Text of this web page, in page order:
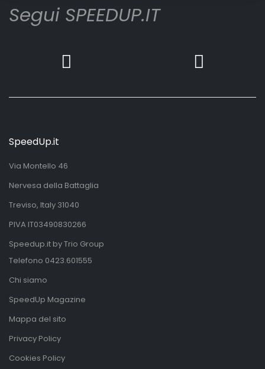
Segui SPEEDUP.IT
SpeedUp.it
Via Montello 46
Nervesa della Battaglia
Treviso, Italy 31040
PIVA IT03490830266
Speedup.it by Trio Group
Telefono 0423.601555
Chi siamo
SpeedUp Magazine
Mappa del sito
Privacy Policy
Cookies Policy